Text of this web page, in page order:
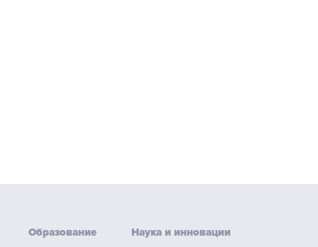
Образование Наука и инновации